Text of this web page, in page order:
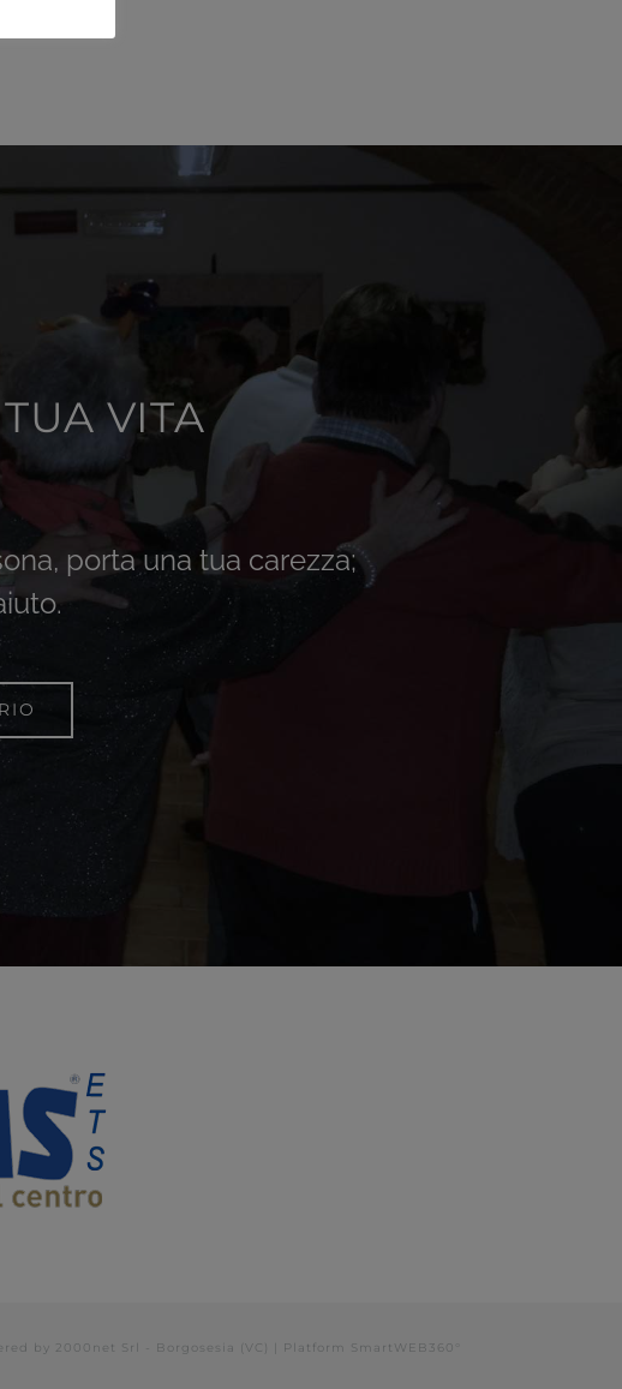
VITA
porta una tua carezza;
by 2000net Srl - Borgosesia (VC) | Platform SmartWEB360°